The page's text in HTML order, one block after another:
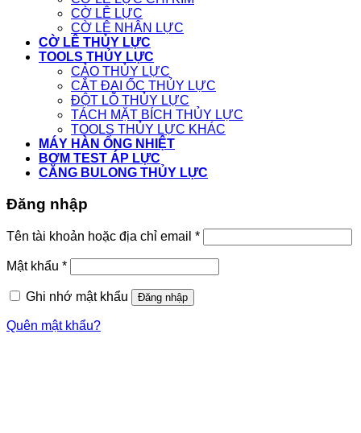
CỜ LÊ LỰC
CỜ LÊ NHÂN LỰC
CỜ LÊ THỦY LỰC
TOOLS THỦY LỰC
CẢO THỦY LỰC
CẮT ĐAI ỐC THỦY LỰC
ĐỘT LỖ THỦY LỰC
TÁCH MẶT BÍCH THỦY LỰC
TOOLS THỦY LỰC KHÁC
MÁY HÀN ỐNG NHIỆT
BƠM TEST ÁP LỰC
CĂNG BULONG THỦY LỰC
Đăng nhập
Tên tài khoản hoặc địa chỉ email *
Mật khẩu *
Ghi nhớ mật khẩu Đăng nhập
Quên mật khẩu?